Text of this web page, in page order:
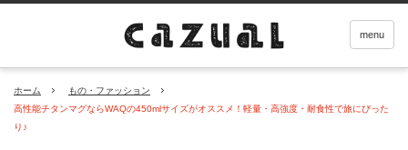
menu
ホーム
もの・ファッション
高性能チタンマグならWAQの450mlサイズがオススメ！軽量・高強度・耐食性で旅にぴった
り♪